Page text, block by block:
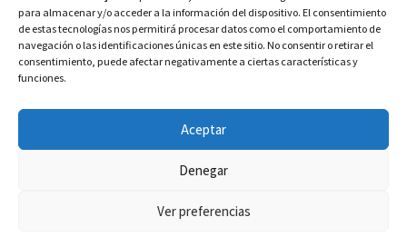
para almacenar y/o acceder a la información del dispositivo. El consentimiento
de estas tecnologías nos permitirá procesar datos como el comportamiento de
navegación o las identificaciones únicas en este sitio. No consentir o retirar el
consentimiento, puede afectar negativamente a ciertas características y
funciones.
Aceptar
Denegar
Ver preferencias
RED DE DISTRIBUCIÓN